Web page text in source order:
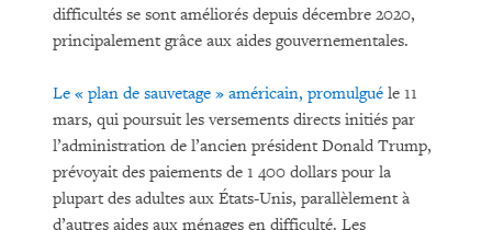
difficultés se sont améliorés depuis décembre 2020,
principalement grâce aux aides gouvernementales.
Le « plan de sauvetage » américain, promulgué le 11
mars, qui poursuit les versements directs initiés par
l’administration de l’ancien président Donald Trump,
prévoyait des paiements de 1 400 dollars pour la
plupart des adultes aux États-Unis, parallèlement à
d’autres aides aux ménages en difficulté. Les